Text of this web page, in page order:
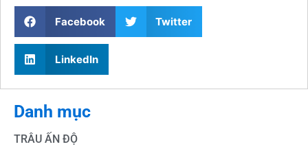
Facebook Twitter
LinkedIn
Danh mục
TRÂU ẤN ĐỘ